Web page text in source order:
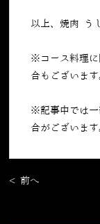
以上、焼肉 う
※コース料理に
合もございま
※記事中では一
合がございます
< 前へ